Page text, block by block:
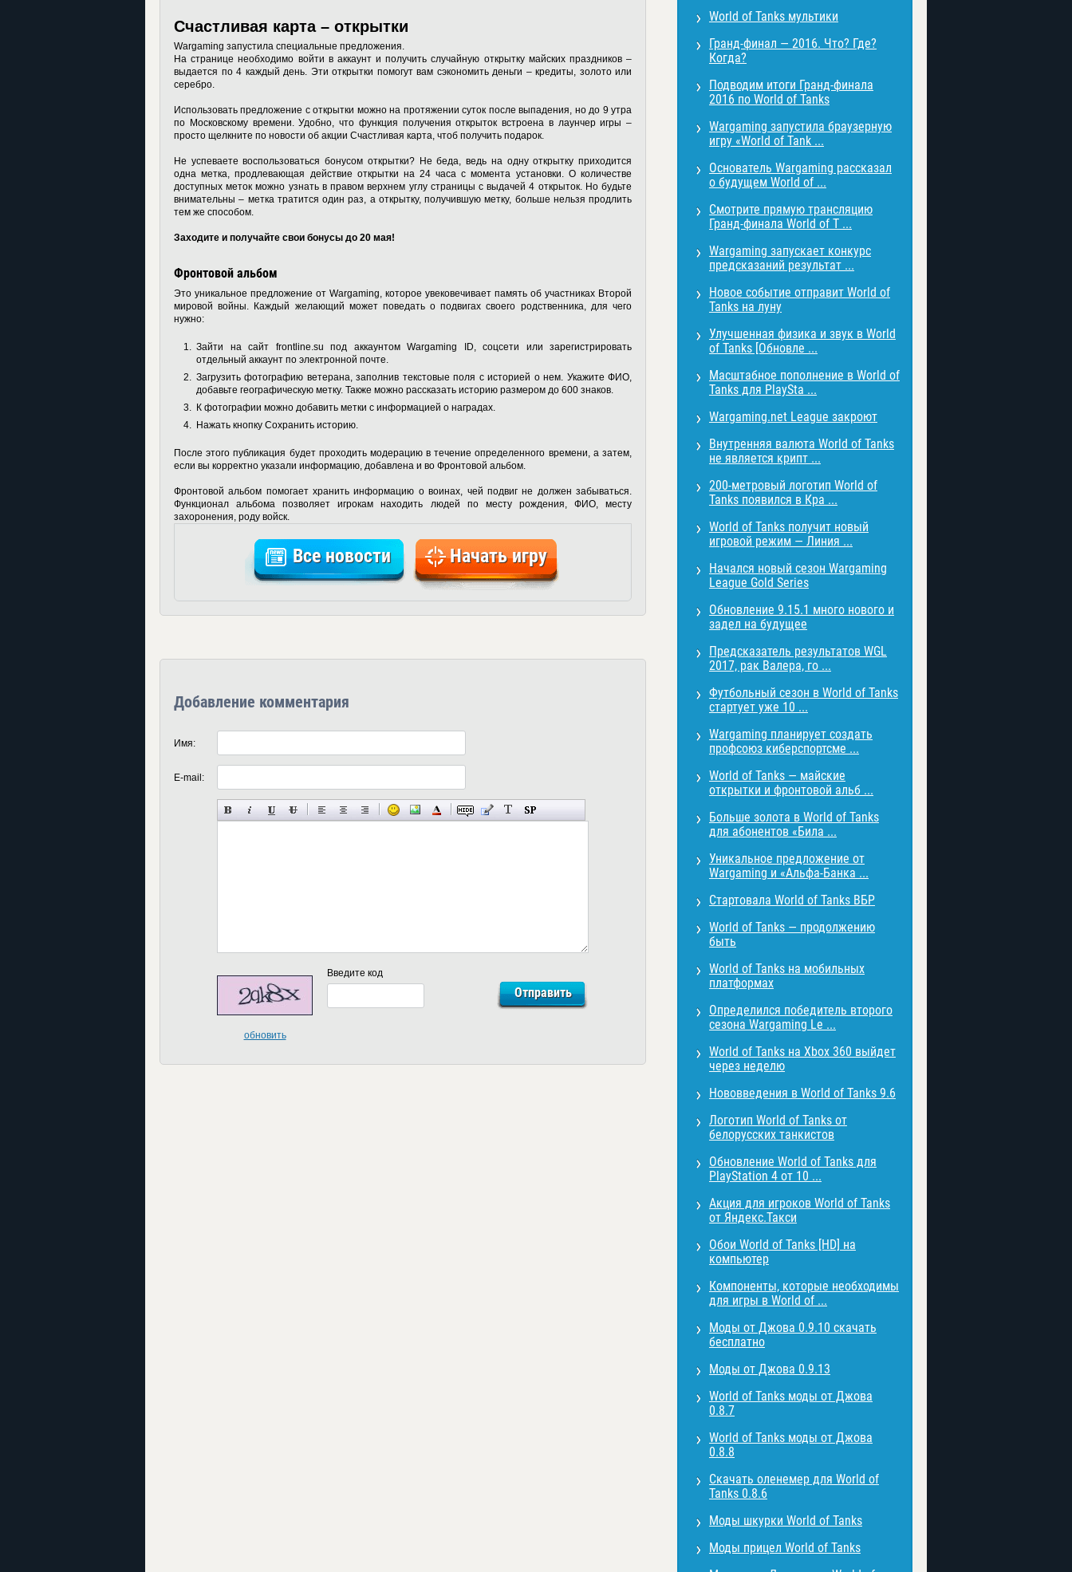
Счастливая карта – открытки
Wargaming запустила специальные предложения.
На странице необходимо войти в аккаунт и получить случайную открытку майских праздников –
выдается по 4 каждый день. Эти открытки помогут вам сэкономить деньги – кредиты, золото или
серебро.
Использовать предложение с открытки можно на протяжении суток после выпадения, но до 9 утра
по Московскому времени. Удобно, что функция получения открыток встроена в лаунчер игры –
просто щелкните по новости об акции Счастливая карта, чтоб получить подарок.
Не успеваете воспользоваться бонусом открытки? Не беда, ведь на одну открытку приходится
одна метка, продлевающая действие открытки на 24 часа с момента установки. О количестве
доступных меток можно узнать в правом верхнем углу страницы с выдачей 4 открыток. Но будьте
внимательны – метка тратится один раз, а открытку, получившую метку, больше нельзя продлить
тем же способом.
Заходите и получайте свои бонусы до 20 мая!
Фронтовой альбом
Это уникальное предложение от Wargaming, которое увековечивает память об участниках Второй
мировой войны. Каждый желающий может поведать о подвигах своего родственника, для чего
нужно:
Зайти на сайт frontline.su под аккаунтом Wargaming ID, соцсети или зарегистрировать
отдельный аккаунт по электронной почте.
Загрузить фотографию ветерана, заполнив текстовые поля с историей о нем. Укажите ФИО,
добавьте географическую метку. Также можно рассказать историю размером до 600 знаков.
К фотографии можно добавить метки с информацией о наградах.
Нажать кнопку Сохранить историю.
После этого публикация будет проходить модерацию в течение определенного времени, а затем,
если вы корректно указали информацию, добавлена и во Фронтовой альбом.
Фронтовой альбом помогает хранить информацию о воинах, чей подвиг не должен забываться.
Функционал альбома позволяет игрокам находить людей по месту рождения, ФИО, месту
захоронения, роду войск.
Все новости Начать игру
Добавление комментария
Имя:
E-mail:
обновить
Введите код
World of Tanks мультики
Гранд-финал — 2016. Что? Где?
Когда?
Подводим итоги Гранд-финала
2016 по World of Tanks
Wargaming запустила браузерную
игру «World of Tank ...
Основатель Wargaming рассказал
о будущем World of ...
Смотрите прямую трансляцию
Гранд-финала World of T ...
Wargaming запускает конкурс
предсказаний результат ...
Новое событие отправит World of
Tanks на луну
Улучшенная физика и звук в World
of Tanks [Обновле ...
Масштабное пополнение в World of
Tanks для PlaySta ...
Wargaming.net League закроют
Внутренняя валюта World of Tanks
не является крипт ...
200-метровый логотип World of
Tanks появился в Кра ...
World of Tanks получит новый
игровой режим — Линия ...
Начался новый сезон Wargaming
League Gold Series
Обновление 9.15.1 много нового и
задел на будущее
Предсказатель результатов WGL
2017, рак Валера, го ...
Футбольный сезон в World of Tanks
стартует уже 10 ...
Wargaming планирует создать
профсоюз киберспортсме ...
World of Tanks — майские
открытки и фронтовой альб ...
Больше золота в World of Tanks
для абонентов «Била ...
Уникальное предложение от
Wargaming и «Альфа-Банка ...
Стартовала World of Tanks ВБР
World of Tanks — продолжению
быть
World of Tanks на мобильных
платформах
Определился победитель второго
сезона Wargaming Le ...
World of Tanks на Xbox 360 выйдет
через неделю
Нововведения в World of Tanks 9.6
Логотип World of Tanks от
белорусских танкистов
Обновление World of Tanks для
PlayStation 4 от 10 ...
Акция для игроков World of Tanks
от Яндекс.Такси
Обои World of Tanks [HD] на
компьютер
Компоненты, которые необходимы
для игры в World of ...
Моды от Джова 0.9.10 скачать
бесплатно
Моды от Джова 0.9.13
World of Tanks моды от Джова
0.8.7
World of Tanks моды от Джова
0.8.8
Скачать оленемер для World of
Tanks 0.8.6
Моды шкурки World of Tanks
Моды прицел World of Tanks